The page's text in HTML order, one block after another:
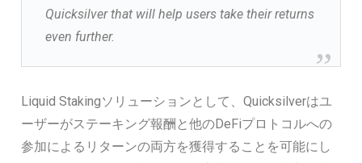
Quicksilver that will help users take their returns
even further.
Liquid Stakingソリューションとして、Quicksilverはユ
ーザーがステーキング報酬と他のDeFiプロトコルへの
参加によるリターンの両方を獲得することを可能にし